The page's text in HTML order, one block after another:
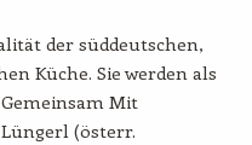
der süddeutschen,
Küche. Sie werden als
Mit
(österr.